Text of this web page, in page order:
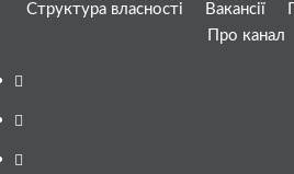
Структура власності
Вакансії
Про канал
Facebook
YouTube
Telegram